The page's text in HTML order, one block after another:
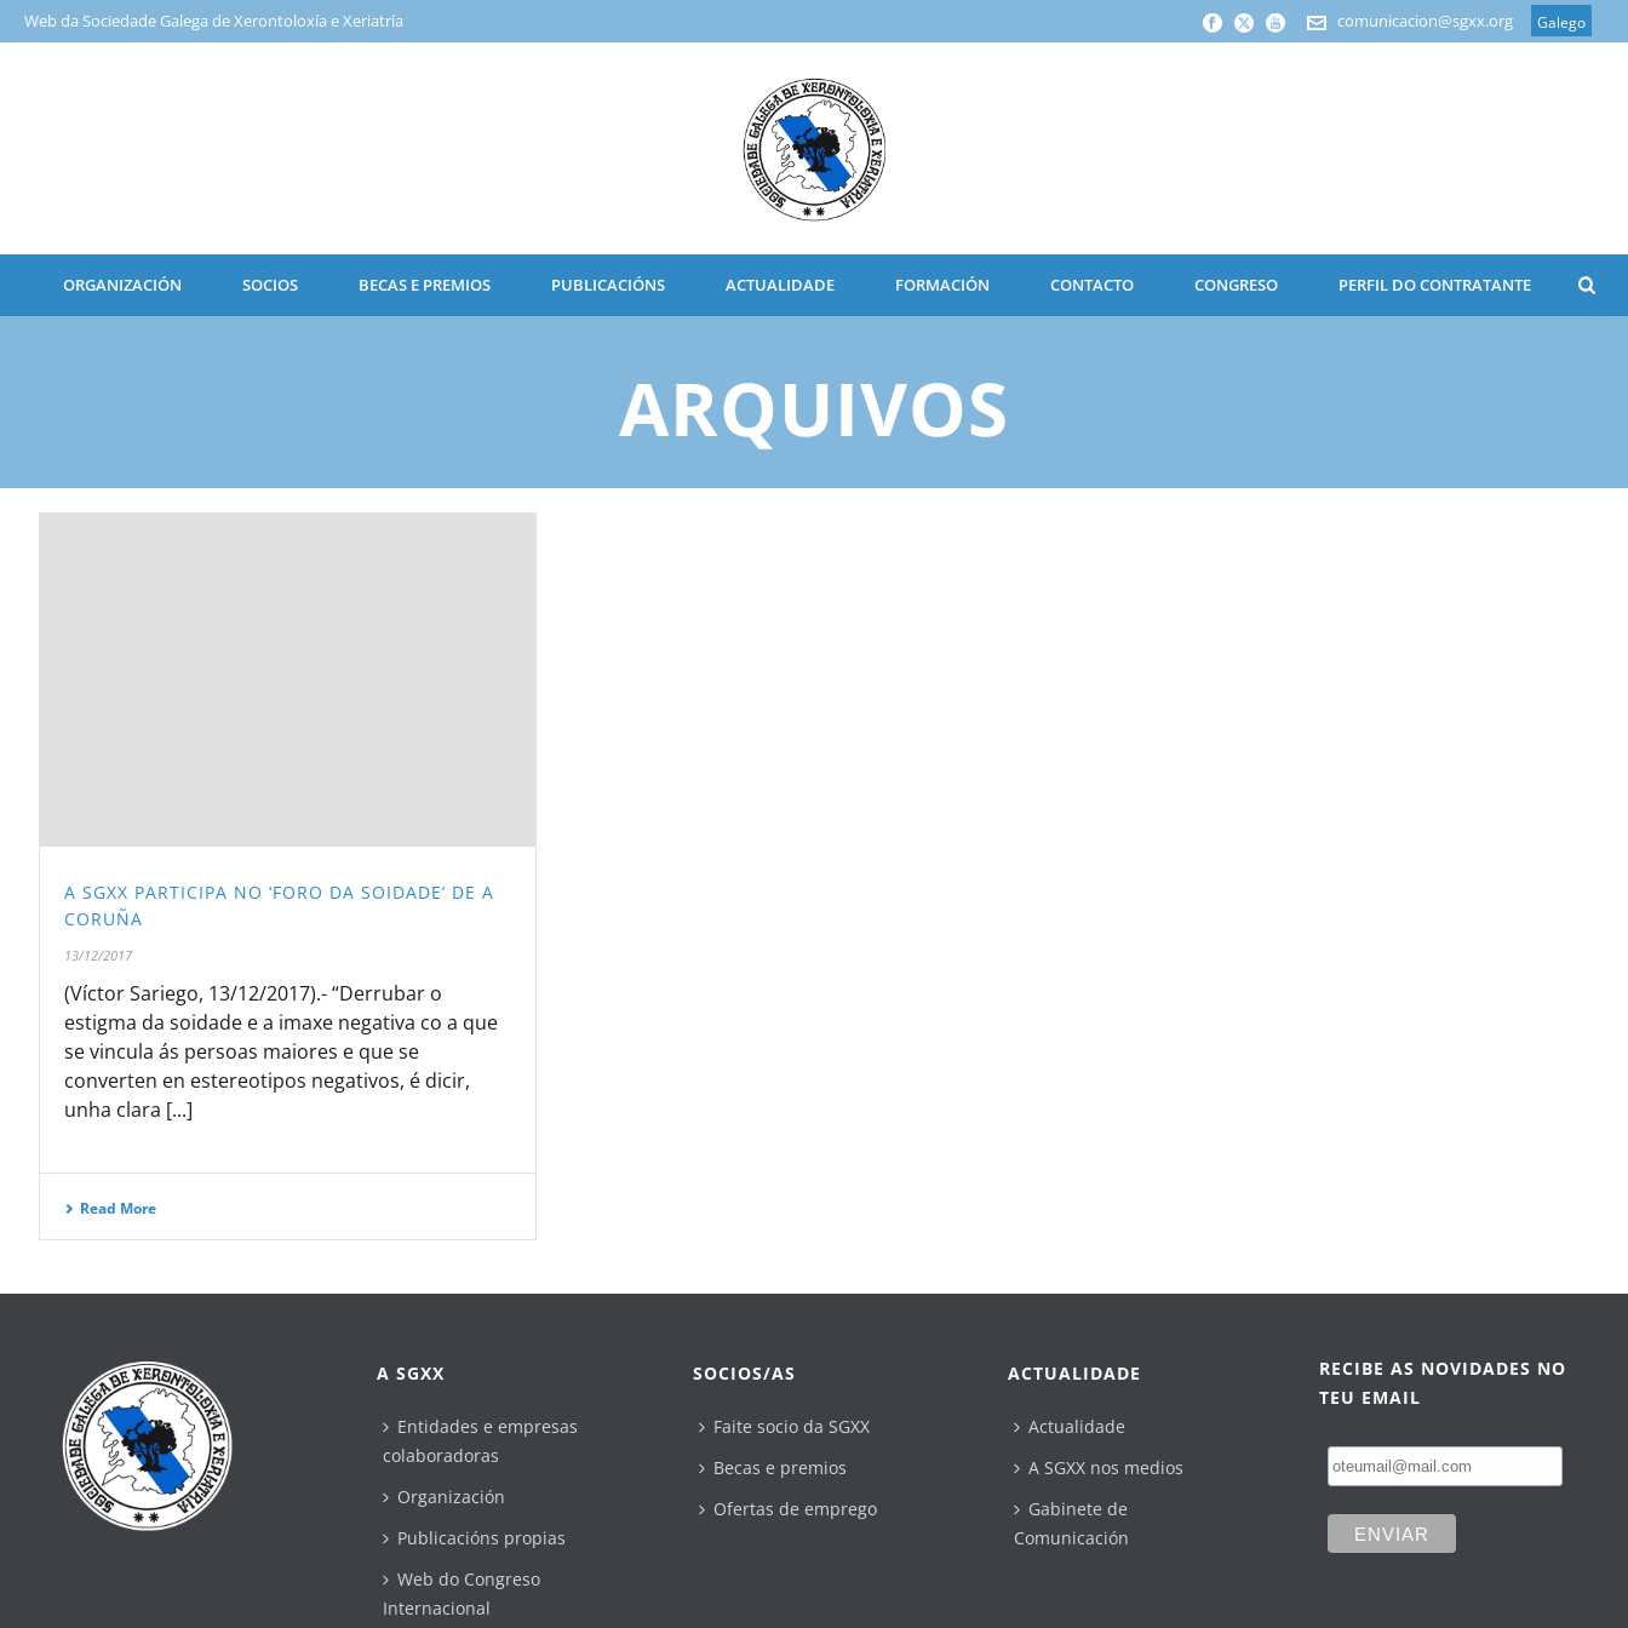
Galego
comunicacion@sgxx.org
Web da Sociedade Galega de Xerontoloxía e Xeriatría
ORGANIZACIÓN SOCIOS BECAS E PREMIOS PUBLICACIÓNS ACTUALIDADE FORMACIÓN CONTACTO CONGRESO PERFIL DO CONTRATANTE
ARQUIVOS
A SGXX PARTICIPA NO ‘FORO DA SOIDADE’ DE A
CORUÑA
13/12/2017
(Víctor Sariego, 13/12/2017).- “Derrubar o
estigma da soidade e a imaxe negativa co a que
se vincula ás persoas maiores e que se
converten en estereotipos negativos, é dicir,
unha clara [...]
Read More
A SGXX
Entidades e empresas
colaboradoras
Organización
Publicacións propias
Web do Congreso
Internacional
SOCIOS/AS
Faite socio da SGXX
Becas e premios
Ofertas de emprego
ACTUALIDADE
Actualidade
A SGXX nos medios
Gabinete de
Comunicación
RECIBE AS NOVIDADES NO
TEU EMAIL